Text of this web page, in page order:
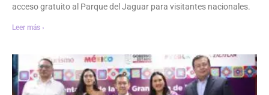
acceso gratuito al Parque del Jaguar para visitantes nacionales.
Leer más ›